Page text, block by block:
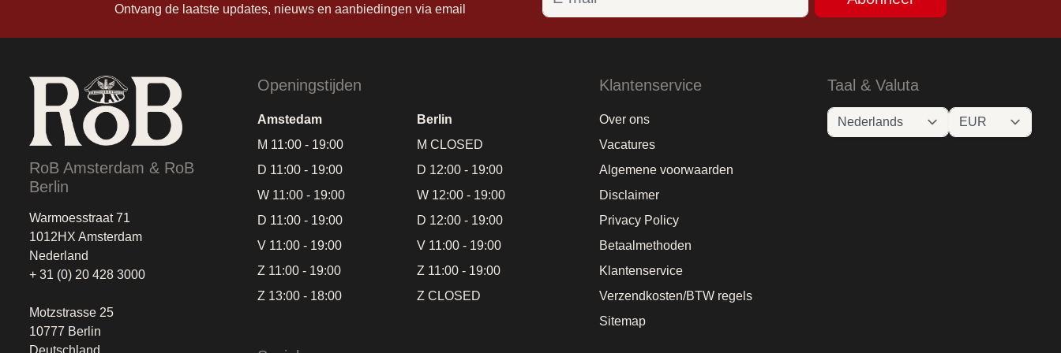
Ontvang de laatste updates, nieuws en aanbiedingen via email
RoB Amsterdam & RoB
Berlin
Warmoesstraat 71
1012HX Amsterdam
Nederland
+ 31 (0) 20 428 3000
Motzstrasse 25
10777 Berlin
Openingstijden
Amstedam
Berlin
M 11:00 - 19:00
D 11:00 - 19:00
W 11:00 - 19:00
D 11:00 - 19:00
V 11:00 - 19:00
Z 11:00 - 19:00
Z 13:00 - 18:00
M CLOSED
D 12:00 - 19:00
W 12:00 - 19:00
D 12:00 - 19:00
V 11:00 - 19:00
Z 11:00 - 19:00
Z CLOSED
Klantenservice
Over ons
Vacatures
Algemene voorwaarden
Disclaimer
Privacy Policy
Betaalmethoden
Klantenservice
Verzendkosten/BTW regels
Sitemap
Taal & Valuta